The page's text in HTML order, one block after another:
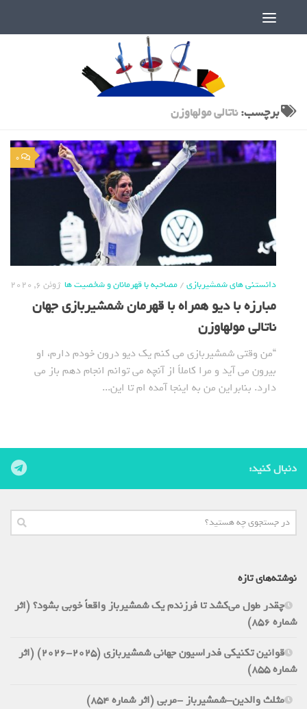
برچسب:ناتالی مولهاوزن
0
دانستنی های شمشیربازی/مصاحبه با قهرمانان و شخصیت ها ژوئن 6, 2020
مبارزه با دیو همراه با قهرمان شمشیربازی جهان
ناتالی مولهاوزن
“من وقتی شمشیربازی می کنم یک دیو درون خودم دارم، او
بیرون می آید و مرا کاملاً از آنچه می توانم انجام دهم باز می
دارد. بنابراین من به اینجا آمده ام تا این...
دنبال کنید:
نوشته‌های تازه
چقدر طول می‌کشد تا فرزندم یک شمشیرباز واقعاً خوبی بشود؟ (اثر
شماره 856)
قوانین تکنیکی فدراسیون جهانی شمشیربازی (2025-2026) (اثر
شماره 855)
مثلث والدین-شمشیرباز -مربی (اثر شماره 854)